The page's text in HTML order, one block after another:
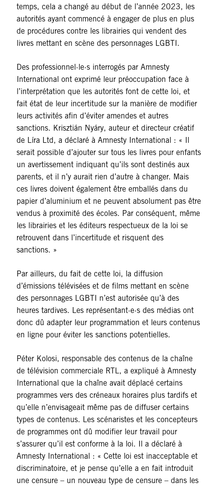
temps, cela a changé au début de l’année 2023, les
autorités ayant commencé à engager de plus en plus
de procédures contre les librairies qui vendent des
livres mettant en scène des personnages LGBTI.
Des professionnel·le·s interrogés par Amnesty
International ont exprimé leur préoccupation face à
l’interprétation que les autorités font de cette loi, et
fait état de leur incertitude sur la manière de modifier
leurs activités afin d’éviter amendes et autres
sanctions. Krisztián Nyáry, auteur et directeur créatif
de Líra Ltd, a déclaré à Amnesty International : « Il
serait possible d’ajouter sur tous les livres pour enfants
un avertissement indiquant qu’ils sont destinés aux
parents, et il n’y aurait rien d’autre à changer. Mais
ces livres doivent également être emballés dans du
papier d’aluminium et ne peuvent absolument pas être
vendus à proximité des écoles. Par conséquent, même
les librairies et les éditeurs respectueux de la loi se
retrouvent dans l’incertitude et risquent des
sanctions. »
Par ailleurs, du fait de cette loi, la diffusion
d’émissions télévisées et de films mettant en scène
des personnages LGBTI n’est autorisée qu’à des
heures tardives. Les représentant·e·s des médias ont
donc dû adapter leur programmation et leurs contenus
en ligne pour éviter les sanctions potentielles.
Péter Kolosi, responsable des contenus de la chaîne
de télévision commerciale RTL, a expliqué à Amnesty
International que la chaîne avait déplacé certains
programmes vers des créneaux horaires plus tardifs et
qu’elle n’envisageait même pas de diffuser certains
types de contenus. Les scénaristes et les concepteurs
de programmes ont dû modifier leur travail pour
s’assurer qu’il est conforme à la loi. Il a déclaré à
Amnesty International : « Cette loi est inacceptable et
discriminatoire, et je pense qu’elle a en fait introduit
une censure – un nouveau type de censure – dans les